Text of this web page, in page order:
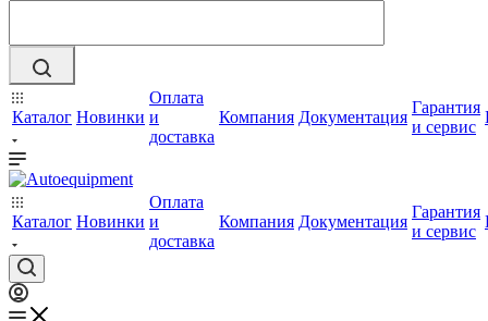
Каталог Новинки
Оплата
и
доставка
Компания Документация
Гарантия
и сервис
Каталог Новинки
Оплата
и
доставка
Компания Документация
Гарантия
и сервис